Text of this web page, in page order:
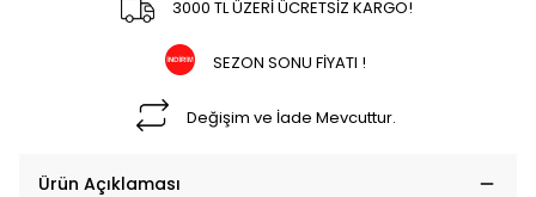
3000 TL ÜZERİ ÜCRETSİZ KARGO!
SEZON SONU FİYATI !
Değişim ve İade Mevcuttur.
Ürün Açıklaması